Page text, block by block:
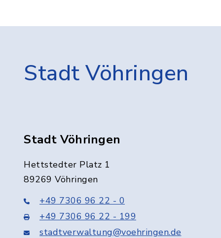
Stadt Vöhringen
Stadt Vöhringen
Hettstedter Platz 1
89269 Vöhringen
+49 7306 96 22 - 0
+49 7306 96 22 - 199
stadtverwaltung@voehringen.de